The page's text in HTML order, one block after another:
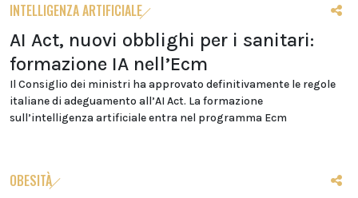
INTELLIGENZA ARTIFICIALE
AI Act, nuovi obblighi per i sanitari:
formazione IA nell’Ecm
Il Consiglio dei ministri ha approvato definitivamente le regole
italiane di adeguamento all’AI Act. La formazione
sull’intelligenza artificiale entra nel programma Ecm
OBESITÀ